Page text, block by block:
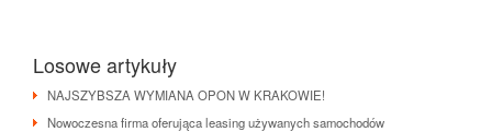
Losowe artykuły
NAJSZYBSZA WYMIANA OPON W KRAKOWIE!
Nowoczesna firma oferująca leasing używanych samochodów